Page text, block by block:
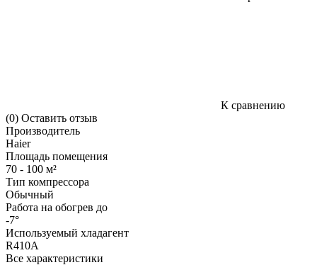
К сравнению
(0) Оставить отзыв
Производитель
Haier
Площадь помещения
70 - 100 м²
Тип компрессора
Обычный
Работа на обогрев до
-7°
Используемый хладагент
R410A
Все характеристики